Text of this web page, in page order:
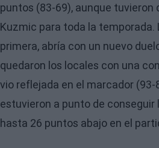
puntos (83-69), aunque tuvieron
Kuzmic para toda la temporada.
primera, abría con un nuevo
quedaron los locales con una
vio reflejada en el marcador (93-
estuvieron a punto de
hasta 26 puntos abajo en el